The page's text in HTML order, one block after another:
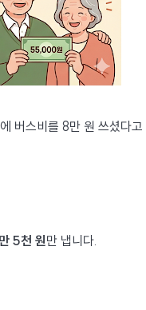
버스비를 8만 원 쓰셨다고
5천 원만 냅니다.